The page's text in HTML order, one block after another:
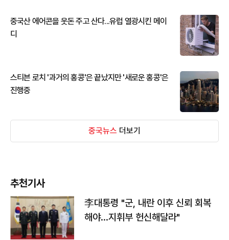
중국산 에어콘을 웃돈 주고 산다...유럽 열광시킨 메이
디
스티븐 로치 '과거의 홍콩'은 끝났지만 '새로운 홍콩'은
진행중
중국뉴스 더보기
추천기사
李대통령 "군, 내란 이후 신뢰 회복
해야…지휘부 헌신해달라"